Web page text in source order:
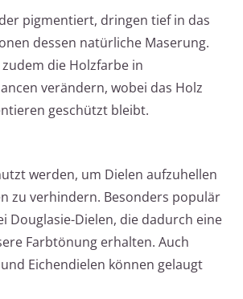
pigmentiert, dringen tief in das
dessen natürliche Maserung.
die Holzfarbe in
verändern, wobei das Holz
geschützt bleibt.
werden, um Dielen aufzuhellen
zu verhindern. Besonders populär
Douglasie-Dielen, die dadurch eine
Farbtönung erhalten. Auch
Eichendielen können gelaugt